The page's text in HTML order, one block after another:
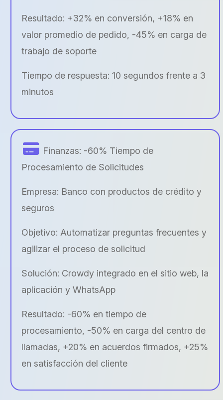
Resultado: +32% en conversión, +18% en
valor promedio de pedido, -45% en carga de
trabajo de soporte
Tiempo de respuesta: 10 segundos frente a 3
minutos
Finanzas: -60% Tiempo de
Procesamiento de Solicitudes
Empresa: Banco con productos de crédito y
seguros
Objetivo: Automatizar preguntas frecuentes y
agilizar el proceso de solicitud
Solución: Crowdy integrado en el sitio web, la
aplicación y WhatsApp
Resultado: -60% en tiempo de
procesamiento, -50% en carga del centro de
llamadas, +20% en acuerdos firmados, +25%
en satisfacción del cliente